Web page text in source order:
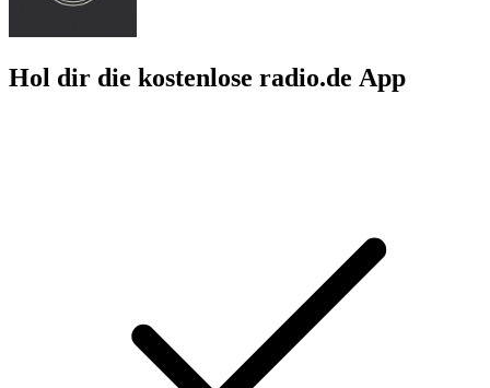
Hol dir die kostenlose radio.de App